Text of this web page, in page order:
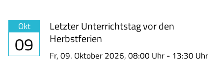
Okt
09
Letzter Unterrichtstag vor den
Herbstferien
Fr,09. Oktober 2026, 08:00 Uhr- 13:30 Uhr